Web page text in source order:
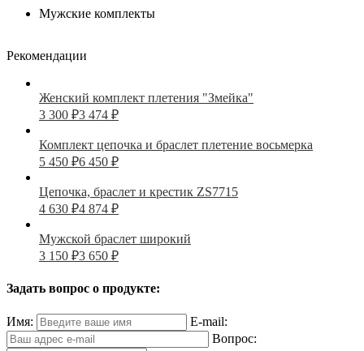
Мужские комплекты
Рекомендации
Женский комплект плетения "Змейка"
3 300 ₽3 474 ₽
Комплект цепочка и браслет плетение восьмерка
5 450 ₽6 450 ₽
Цепочка, браслет и крестик ZS7715
4 630 ₽4 874 ₽
Мужской браслет широкий
3 150 ₽3 650 ₽
Задать вопрос о продукте:
Имя:
E-mail:
Вопрос: